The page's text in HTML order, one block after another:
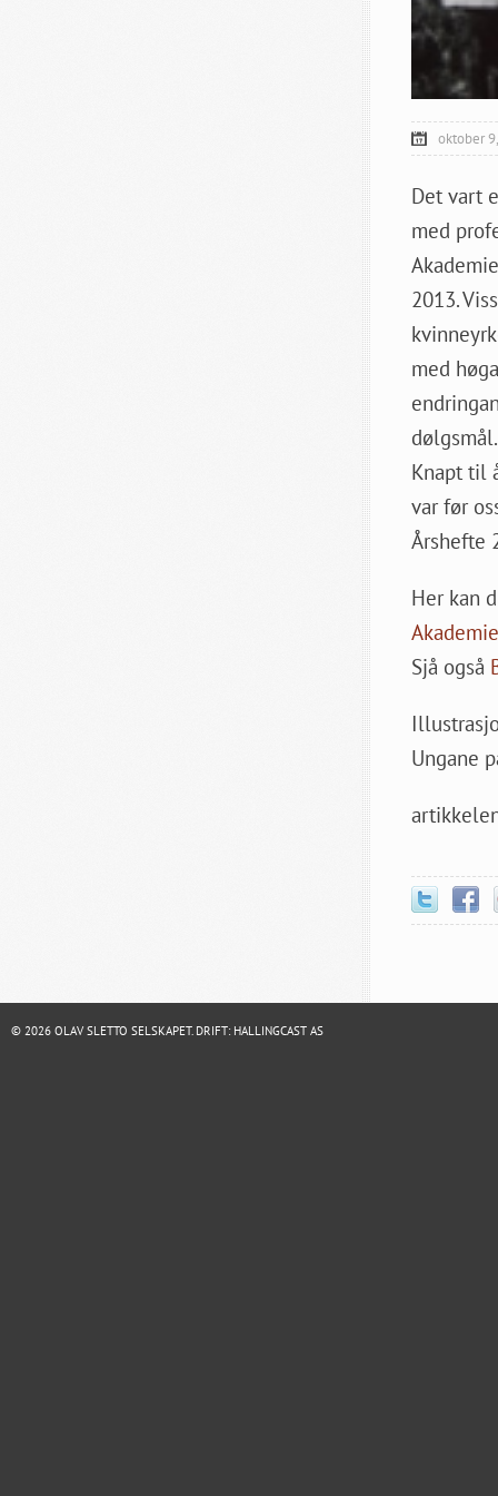
oktober
Det vart
med
2013.
med
Knapt til
var før
Årshefte
Her kan
Sjå også
Ungane
© 2026 OLAV SLETTO SELSKAPET. DRIFT: HALLINGCAST AS